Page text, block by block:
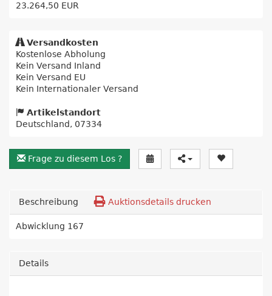
23.264,50 EUR
Versandkosten
Kostenlose Abholung
Kein Versand Inland
Kein Versand EU
Kein Internationaler Versand
Artikelstandort
Deutschland, 07334
Frage zu diesem Los ?
Beschreibung Auktionsdetails drucken
Abwicklung 167
Details